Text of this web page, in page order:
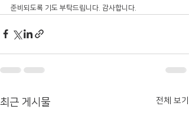
준비되도록 기도 부탁드립니다. 감사합니다.
최근 게시물 전체 보기